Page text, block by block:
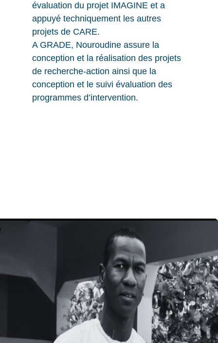
évaluation du projet IMAGINE et a
appuyé techniquement les autres
projets de CARE.
A GRADE, Nouroudine assure la
conception et la réalisation des projets
de recherche-action ainsi que la
conception et le suivi évaluation des
programmes d’intervention.